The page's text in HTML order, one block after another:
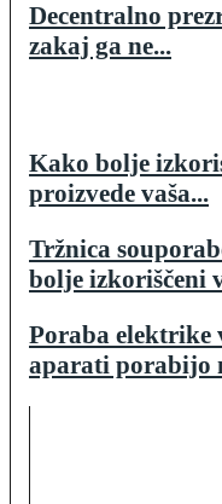
Decentralno
zakaj ga ne...
Kako bolje
proizvede vaša...
Tržnica
bolje izkoriščeni
Poraba elektrike
aparati porabijo